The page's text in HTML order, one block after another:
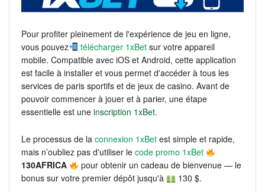
Pour profiter pleinement de l'expérience de jeu en ligne,
vous pouvez
télécharger 1xBet sur votre appareil
mobile. Compatible avec iOS et Android, cette application
est facile à installer et vous permet d'accéder à tous les
services de paris sportifs et de jeux de casino. Avant de
pouvoir commencer à jouer et à parier, une étape
essentielle est une inscription 1xBet.
Le processus de la connexion 1xBet est simple et rapide,
mais n’oubliez pas d'utiliser le code promo 1xBet
130AFRICA
pour obtenir un cadeau de bienvenue — le
bonus sur votre premier dépôt jusqu'à
130 $.